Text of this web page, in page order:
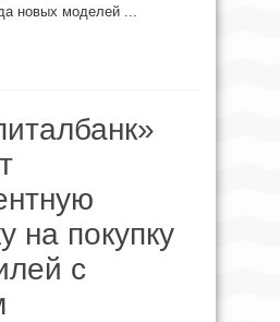
новых моделей ...
на покупку
с